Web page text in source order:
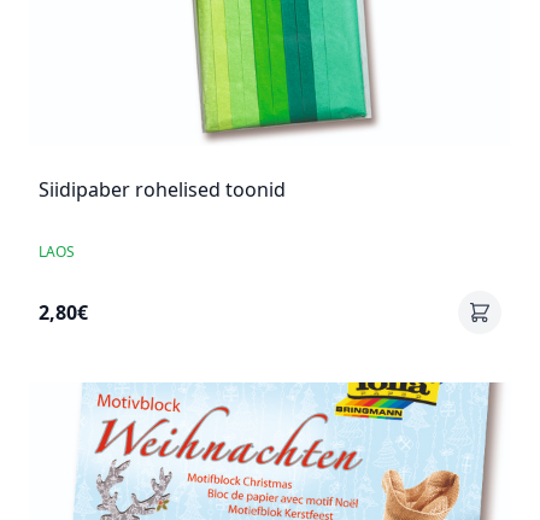
Siidipaber rohelised toonid
LAOS
2,80€